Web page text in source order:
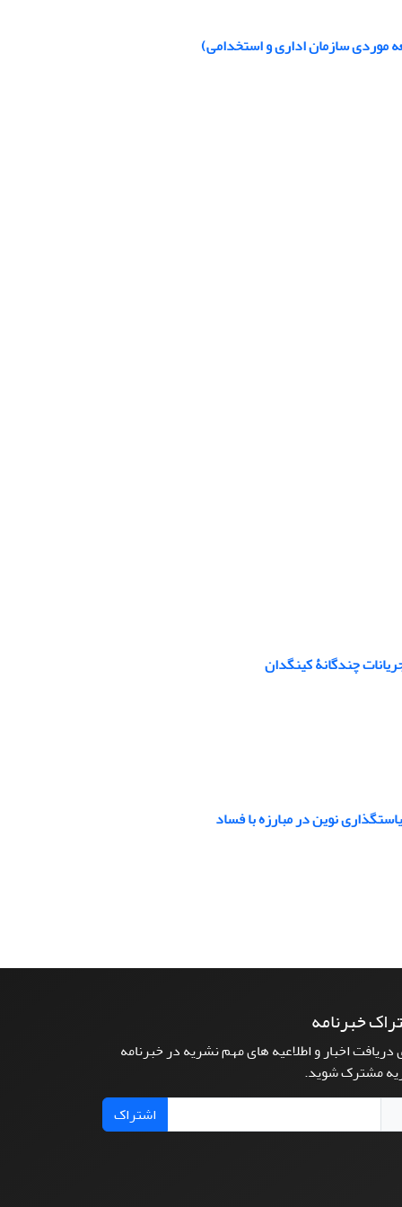
موردی سازمان اداری و استخدامی)
چندگانۀ کینگدان
نوین در مبارزه با فساد
خبرنامه
دریافت اخبار و اطلاعیه های مهم نشریه در خبرنامه
مشترک شوید.
اشتراک